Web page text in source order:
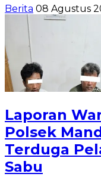
Berita 08 Agustus
Laporan
Polsek
Terduga
Sabu